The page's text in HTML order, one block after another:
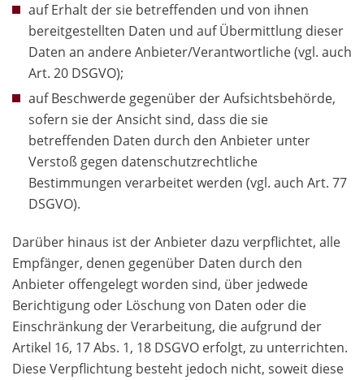
auf Erhalt der sie betreffenden und von ihnen
bereitgestellten Daten und auf Übermittlung dieser
Daten an andere Anbieter/Verantwortliche (vgl. auch
Art. 20 DSGVO);
auf Beschwerde gegenüber der Aufsichtsbehörde,
sofern sie der Ansicht sind, dass die sie
betreffenden Daten durch den Anbieter unter
Verstoß gegen datenschutzrechtliche
Bestimmungen verarbeitet werden (vgl. auch Art. 77
DSGVO).
Darüber hinaus ist der Anbieter dazu verpflichtet, alle
Empfänger, denen gegenüber Daten durch den
Anbieter offengelegt worden sind, über jedwede
Berichtigung oder Löschung von Daten oder die
Einschränkung der Verarbeitung, die aufgrund der
Artikel 16, 17 Abs. 1, 18 DSGVO erfolgt, zu unterrichten.
Diese Verpflichtung besteht jedoch nicht, soweit diese